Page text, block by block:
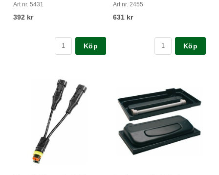
Art nr. 5431
392 kr
Köp
Art nr. 2455
631 kr
Köp